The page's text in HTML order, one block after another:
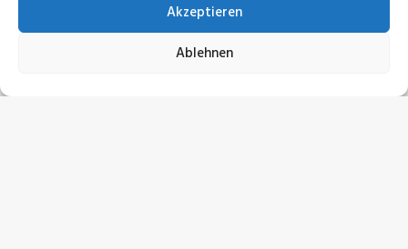
Akzeptieren
Ablehnen